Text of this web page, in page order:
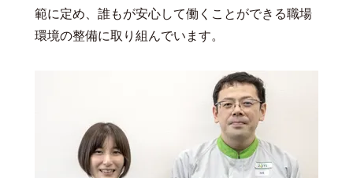
範に定め、誰もが安心して働くことができる職場
環境の整備に取り組んでいます。